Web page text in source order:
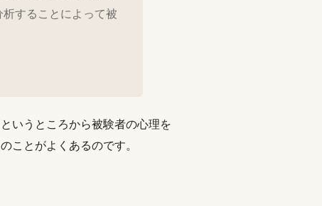
することによって被
いうところから被験者の心理を
ことがよくあるのです。